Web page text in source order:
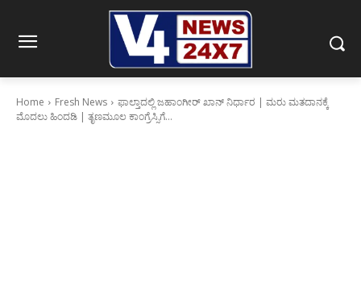
Home Fresh News
ಫಾಲ್ತಾದಲ್ಲಿ ಜಹಾಂಗೀರ್ ಖಾನ್ ನಿರ್ಧಾರ | ಮರು ಮತದಾನಕ್ಕೆ
ಮೊದಲು ಹಿಂದಡಿ | ತೃಣಮೂಲ ಕಾಂಗ್ರೆಸ್ಸಿಗೆ...